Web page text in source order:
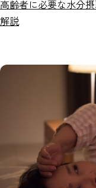
高齢者に必要な水分
解説